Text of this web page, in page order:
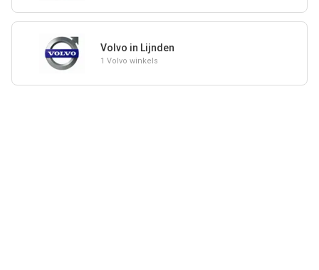
Volvo in Lijnden
1 Volvo winkels